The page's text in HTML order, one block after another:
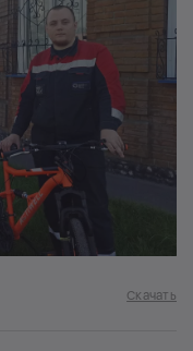
Скачать